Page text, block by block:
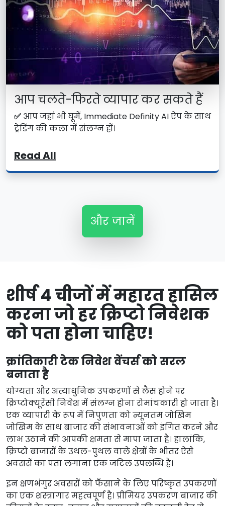
आप चलते-फिरते व्यापार कर सकते हैं
✅ आप जहां भी घूमें, Immediate Definity AI ऐप के साथ
ट्रेडिंग की कला में संलग्न हों।
Read All
और जानें
शीर्ष 4 चीजों में महारत हासिल
करना जो हर क्रिप्टो निवेशक
को पता होना चाहिए!
क्रांतिकारी टेक निवेश वेंचर्स को सरल
बनाता है
योग्यता और अत्याधुनिक उपकरणों से लैस होने पर
क्रिप्टोक्यूरेंसी निवेश में संलग्न होना रोमांचकारी हो जाता है।
एक व्यापारी के रूप में निपुणता को न्यूनतम जोखिम
जोखिम के साथ बाजार की संभावनाओं को इंगित करने और
लाभ उठाने की आपकी क्षमता से मापा जाता है। हालांकि,
क्रिप्टो बाजारों के उथल-पुथल वाले क्षेत्रों के भीतर ऐसे
अवसरों का पता लगाना एक जटिल उपलब्धि है।
इन क्षणभंगुर अवसरों को फँसाने के लिए परिष्कृत उपकरणों
का एक शस्त्रागार महत्वपूर्ण है। प्रीमियर उपकरण बाजार की